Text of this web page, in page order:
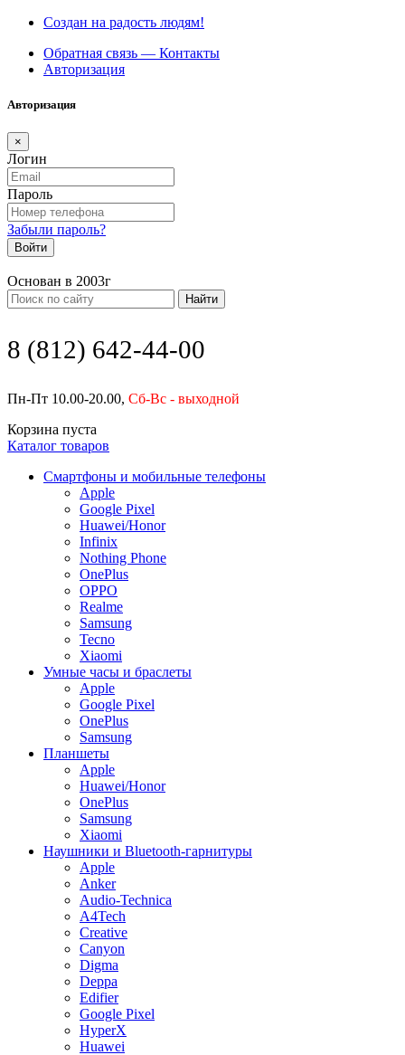
Создан на радость людям!
Обратная связь — Контакты
Авторизация
Авторизация
×
Логин
Пароль
Забыли пароль?
Войти
Основан в 2003г
Найти
8 (812) 642-44-00
Пн-Пт 10.00-20.00, Сб-Вс - выходной
Корзина пуста
Каталог товаров
Смартфоны и мобильные телефоны
Apple
Google Pixel
Huawei/Honor
Infinix
Nothing Phone
OnePlus
OPPO
Realme
Samsung
Tecno
Xiaomi
Умные часы и браслеты
Apple
Google Pixel
OnePlus
Samsung
Планшеты
Apple
Huawei/Honor
OnePlus
Samsung
Xiaomi
Наушники и Bluetooth-гарнитуры
Apple
Anker
Audio-Technica
A4Tech
Creative
Canyon
Digma
Deppa
Edifier
Google Pixel
HyperX
Huawei